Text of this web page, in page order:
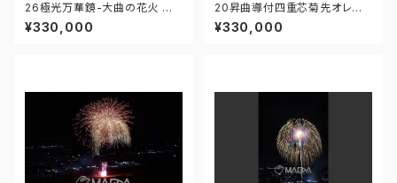
26極光万華鏡-大曲の花火 第9
7回全国花火競技大会 - 1766
71212382521
¥330,000
20昇曲導付四重芯菊先オレン
ジ-大曲の花火 第97回全国花
火競技大会 - 176671211847
¥330,000